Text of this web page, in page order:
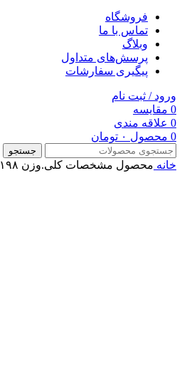
فروشگاه
تماس با ما
وبلاگ
پرسش‌های متداول
پیگیری سفارشات
ورود / ثبت نام
0 مقایسه
0 علاقه مندی
0 محصول ۰ تومان
جستجو
خانه محصول مشخصات کلی.وزن ۱۹۸ گرم